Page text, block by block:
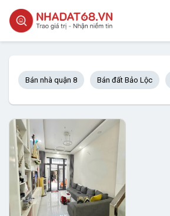
Bán nhà quận 8 Bán đất Bảo Lộc